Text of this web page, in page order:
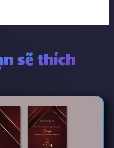
sẽ thích